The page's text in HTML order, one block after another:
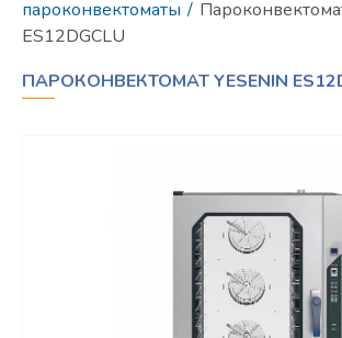
пароконвектоматы /
ES12DGCLU
ПАРОКОНВЕКТОМАТ YESENIN